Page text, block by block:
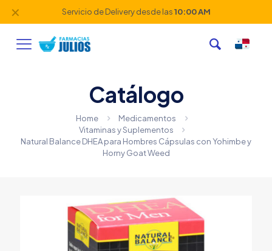
Servicio de Delivery desde las10:00 AM
✕
Catálogo
Home
Medicamentos
Vitaminas y Suplementos
Natural Balance DHEA para Hombres Cápsulas con Yohimbe y
Horny Goat Weed